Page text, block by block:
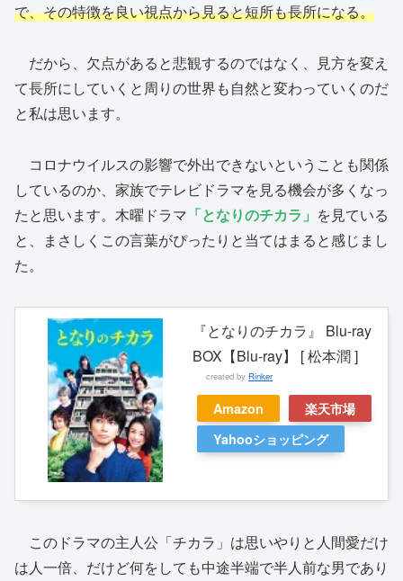
で、その特徴を良い視点から見ると短所も長所になる。
だから、欠点があると悲観するのではなく、見方を変え
て長所にしていくと周りの世界も自然と変わっていくのだ
と私は思います。
コロナウイルスの影響で外出できないということも関係
しているのか、家族でテレビドラマを見る機会が多くなっ
たと思います。木曜ドラマ 「となりのチカラ」 を見ている
と、まさしくこの言葉がぴったりと当てはまると感じまし
た。
『となりのチカラ』 Blu-ray
BOX【Blu-ray】 [ 松本潤 ]
created by Rinker
Amazon
楽天市場
Yahooショッピング
このドラマの主人公「チカラ」は思いやりと人間愛だけ
は人一倍、だけど何をしても中途半端で半人前な男であり